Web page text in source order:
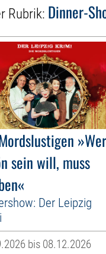
Rubrik: Dinner-
»Wer
sein will, muss
Der Leipzig
bis 08.12.2026